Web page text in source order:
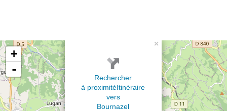
×
Rechercher
à proximitéItinéraire
vers
Bournazel
+
-